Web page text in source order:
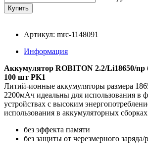
Артикул: mrc-1148091
Информация
Аккумулятор ROBITON 2.2/Li18650/np
100 шт PK1
Литий-ионные аккумуляторы размера
2200мАч идеальны для использования в
устройствах с высоким
использования в аккумуляторных
без эффекта памяти
без защиты от черезмерного заряда/